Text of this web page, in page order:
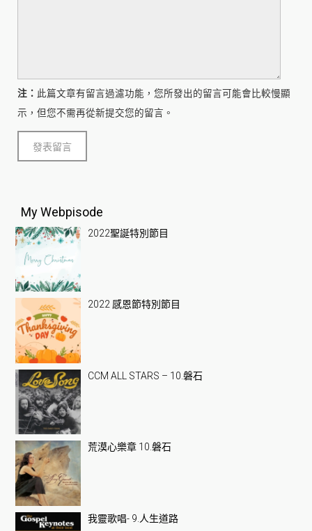
注： 此篇文章有留言過濾功能，您所發出的留言可能會比較慢顯
示，但您不需再從新提交您的留言。
My Webpisode
2022聖誕特別節目
2022 感恩節特別節目
CCM ALL STARS – 10.磐石
荒漠心樂章 10.磐石
我靈歌唱- 9.人生道路